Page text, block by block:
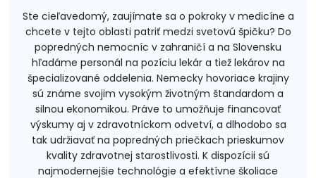
Ste cieľavedomý, zaujímate sa o pokroky v medicíne a
chcete v tejto oblasti patriť medzi svetovú špičku? Do
popredných nemocníc v zahraničí a na Slovensku
hľadáme personál na pozíciu lekár a tiež lekárov na
špecializované oddelenia. Nemecky hovoriace krajiny
sú známe svojim vysokým životným štandardom a
silnou ekonomikou. Práve to umožňuje financovať
výskumy aj v zdravotníckom odvetví, a dlhodobo sa
tak udržiavať na popredných priečkach prieskumov
kvality zdravotnej starostlivosti. K dispozícii sú
najmodernejšie technológie a efektívne školiace